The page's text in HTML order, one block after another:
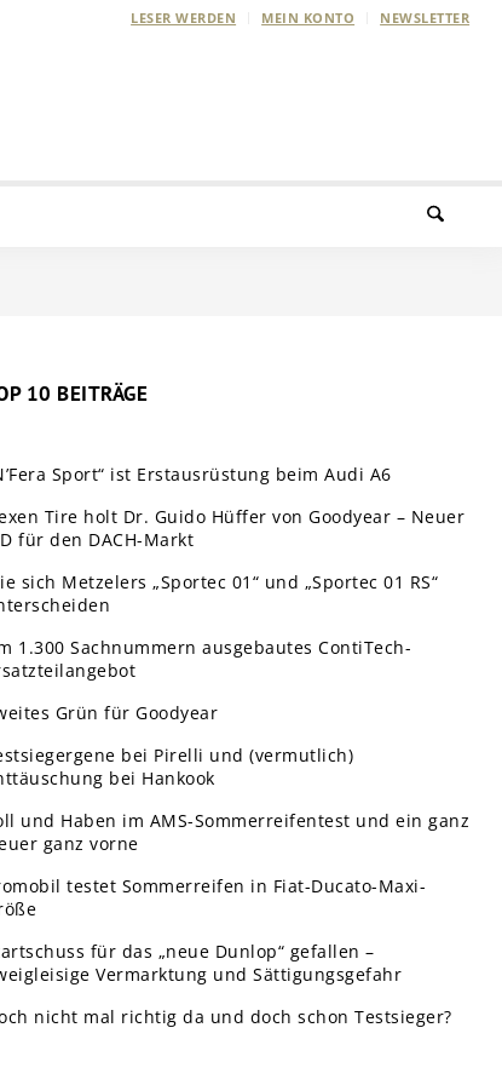
LESER WERDEN MEIN KONTO NEWSLETTER
10 BEITRÄGE
Sport“ ist Erstausrüstung beim Audi A6
Tire holt Dr. Guido Hüffer von Goodyear – Neuer
für den DACH-Markt
sich Metzelers „Sportec 01“ und „Sportec 01 RS“
1.300 Sachnummern ausgebautes ContiTech-
Grün für Goodyear
bei Pirelli und (vermutlich)
bei Hankook
und Haben im AMS-Sommerreifentest und ein ganz
ganz vorne
testet Sommerreifen in Fiat-Ducato-Maxi-
für das „neue Dunlop“ gefallen –
Vermarktung und Sättigungsgefahr
nicht mal richtig da und doch schon Testsieger?